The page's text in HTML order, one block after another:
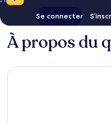
Se connecter
À propos du